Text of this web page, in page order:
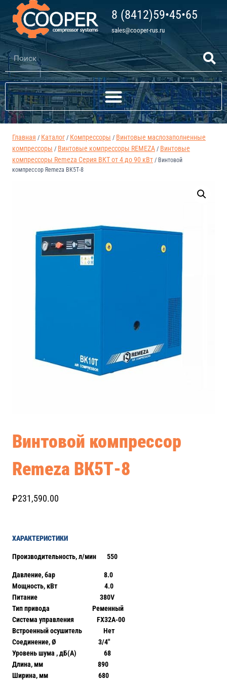
8 (8412)59•45•65
sales@cooper-rus.ru
Главная / Каталог / Компрессоры / Винтовые маслозаполненные
компрессоры / Винтовые компрессоры REMEZA / Винтовые
компрессоры Remeza Серия ВКТ от 4 до 90 кВт / Винтовой
компрессор Remeza ВК5Т-8
Винтовой компрессор
Remeza ВК5Т-8
₽231,590.00
ХАРАКТЕРИСТИКИ
Производительность, л/мин 550
Давление, бар 8.0
Мощность, кВт 4.0
Питание 380V
Тип привода Ременный
Система управления FX32A-00
Встроенный осушитель Нет
Соединение, Ø 3/4″
Уровень шума , дБ(А) 68
Длина, мм 890
Ширина, мм 680